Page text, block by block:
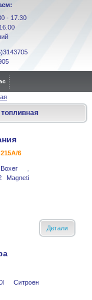
- 17.30
6
,
Magneti
Детали
Ситроен